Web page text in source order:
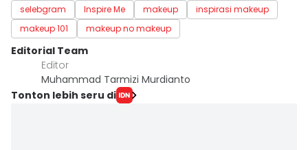
selebgram Inspire Me makeup
inspirasi makeup
makeup 101
makeup no makeup
Editorial Team
Editor
Muhammad Tarmizi Murdianto
Tonton lebih seru di